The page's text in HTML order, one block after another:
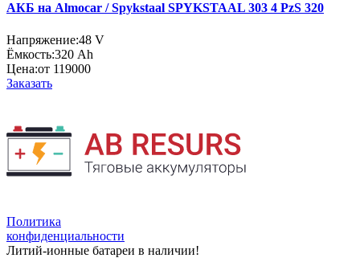
АКБ на Almocar / Spykstaal SPYKSTAAL 303 4 PzS 320
Напряжение:48 V
Ёмкость:320 Ah
Цена:от 119000
Заказать
Политика
конфиденциальности
Литий-ионные батареи в наличии!